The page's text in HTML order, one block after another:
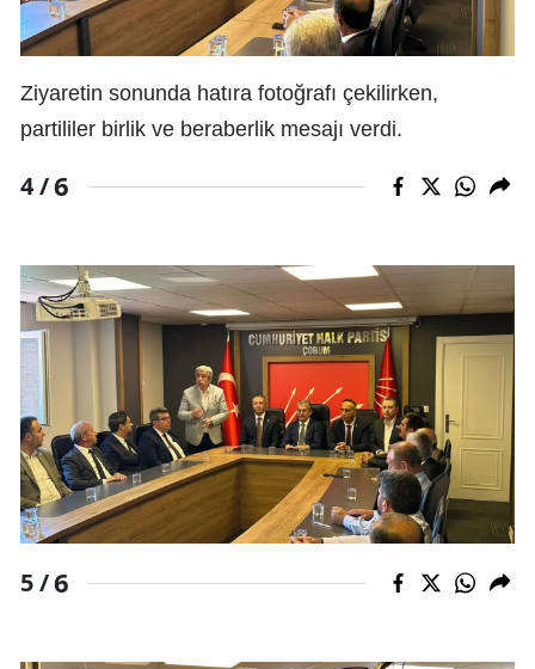
Ziyaretin sonunda hatıra fotoğrafı çekilirken,
partililer birlik ve beraberlik mesajı verdi.
4 /6
5 /6